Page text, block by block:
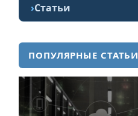
Статьи
ПОПУЛЯРНЫЕ СТАТЬИ